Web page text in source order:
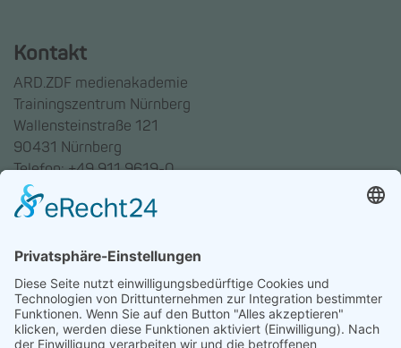
Kontakt
ARD.ZDF medienakademie
Trainingszentrum Nürnberg
Wallensteinstraße 121
90431 Nürnberg
Telefon: +49 911 9619-0
Trainingszentrum Hannover
30169 Hannover
Telefon: +49 511 123598-531